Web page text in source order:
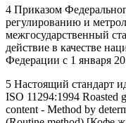
4 Приказом
регулированию и
межгосударственный
действие в качестве
Федерации с 1 января
5 Настоящий стандарт
ISO 11294:1994 Roasted
content - Method by